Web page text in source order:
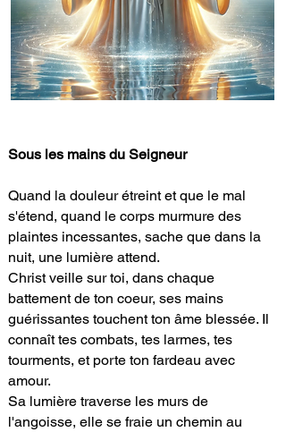
Sous les mains du Seigneur
Quand la douleur étreint et que le mal
s'étend, quand le corps murmure des
plaintes incessantes, sache que dans la
nuit, une lumière attend.
Christ veille sur toi, dans chaque
battement de ton coeur, ses mains
guérissantes touchent ton âme blessée. Il
connaît tes combats, tes larmes, tes
tourments, et porte ton fardeau avec
amour.
Sa lumière traverse les murs de
l'angoisse, elle se fraie un chemin au